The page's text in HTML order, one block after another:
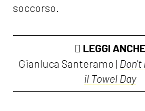
soccorso.
LEGGI ANCHE
Gianluca Santeramo | Don't
il Towel Day